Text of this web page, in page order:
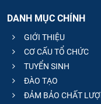
DANH MỤC CHÍNH
GIỚI THIỆU
CƠ CẤU TỔ CHỨC
TUYỂN SINH
ĐÀO TẠO
ĐẢM BẢO CHẤT